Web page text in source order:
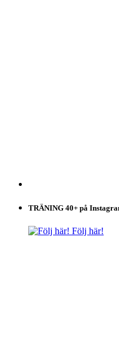
TRÄNING 40+ på
Följ här!